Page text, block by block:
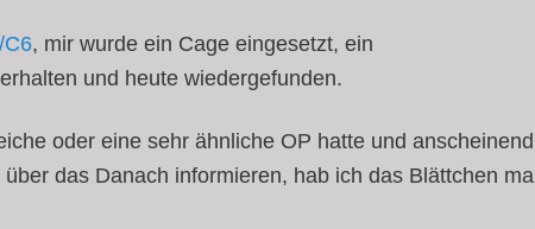
C6, mir wurde ein Cage eingesetzt, ein
und heute wiedergefunden.
oder eine sehr ähnliche OP hatte und anscheinend
das Danach informieren, hab ich das Blättchen mal